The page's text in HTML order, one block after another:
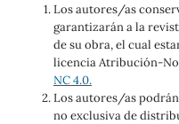
Los autores/as
garantizarán a la
de su obra, el cual
licencia Atribución-
NC 4.0.
Los autores/as
no exclusiva de